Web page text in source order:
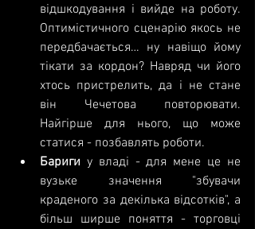
відшкодування і вийде на роботу.
Оптимістичного сценарію якось не
передбачається… ну навіщо йому
тікати за кордон? Навряд чи його
хтось пристрелить, да і не стане
він Чечетова повторювати.
Найгірше для нього, що може
статися - позбавлять роботи.
Бариги у владі - для мене це не
вузьке значення "збувачи
краденого за декілька відсотків", а
більш ширше поняття - торговці